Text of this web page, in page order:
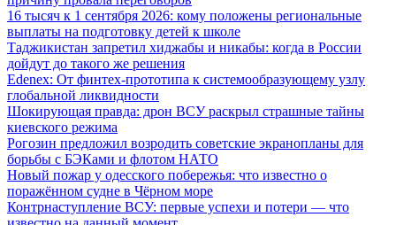
16 тысяч к 1 сентября 2026: кому положены региональные
выплаты на подготовку детей к школе
Таджикистан запретил хиджабы и никабы: когда в России
дойдут до такого же решения
Edenex: От финтех-прототипа к системообразующему узлу
глобальной ликвидности
Шокирующая правда: дрон ВСУ раскрыл страшные тайны
киевского режима
Рогозин предложил возродить советские экранопланы для
борьбы с БЭКами и флотом НАТО
Новый пожар у одесского побережья: что известно о
поражённом судне в Чёрном море
Контрнаступление ВСУ: первые успехи и потери — что